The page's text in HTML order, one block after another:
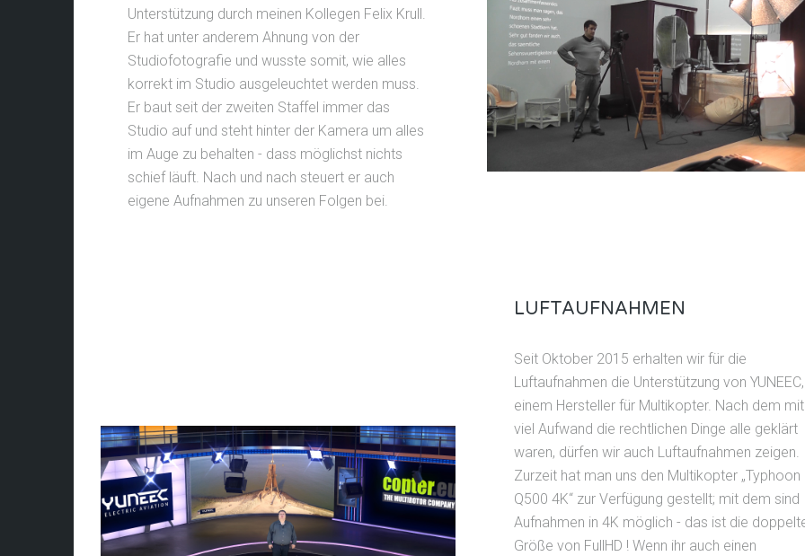
Unterstützung durch meinen Kollegen Felix Krull.
Er hat unter anderem Ahnung von der
Studiofotografie und wusste somit, wie alles
korrekt im Studio ausgeleuchtet werden muss.
Er baut seit der zweiten Staffel immer das
Studio auf und steht hinter der Kamera um alles
im Auge zu behalten - dass möglichst nichts
schief läuft. Nach und nach steuert er auch
eigene Aufnahmen zu unseren Folgen bei.
LUFTAUFNAHMEN
Seit Oktober 2015 erhalten wir für die
Luftaufnahmen die Unterstützung von YUNEEC,
einem Hersteller für Multikopter. Nach dem mit
viel Aufwand die rechtlichen Dinge alle geklärt
waren, dürfen wir auch Luftaufnahmen zeigen.
Zurzeit hat man uns den Multikopter „Typhoon
Q500 4K“ zur Verfügung gestellt; mit dem sind
Aufnahmen in 4K möglich - das ist die
Größe von FullHD ! Wenn ihr auch einen